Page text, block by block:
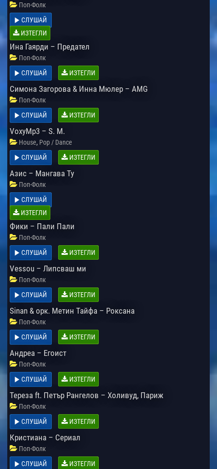
Поп-Фолк
СЛУШАЙ
ИЗТЕГЛИ
Ина Гаярди – Предател
Поп-Фолк
СЛУШАЙ
ИЗТЕГЛИ
Симона Загорова & Инна Мюлер – AMG
Поп-Фолк
СЛУШАЙ
ИЗТЕГЛИ
VoxyMp3 – S. M.
House, Pop / Dance
СЛУШАЙ
ИЗТЕГЛИ
Азис – Мангава Ту
Поп-Фолк
СЛУШАЙ
ИЗТЕГЛИ
Фики – Пали Пали
Поп-Фолк
СЛУШАЙ
ИЗТЕГЛИ
Vessou – Липсваш ми
Поп-Фолк
СЛУШАЙ
ИЗТЕГЛИ
Sinan & орк. Метин Тайфа – Роксана
Поп-Фолк
СЛУШАЙ
ИЗТЕГЛИ
Андреа – Егоист
Поп-Фолк
СЛУШАЙ
ИЗТЕГЛИ
Тереза ft. Петър Рангелов – Холивуд, Париж
Поп-Фолк
СЛУШАЙ
ИЗТЕГЛИ
Кристиана – Сериал
Поп-Фолк
СЛУШАЙ
ИЗТЕГЛИ